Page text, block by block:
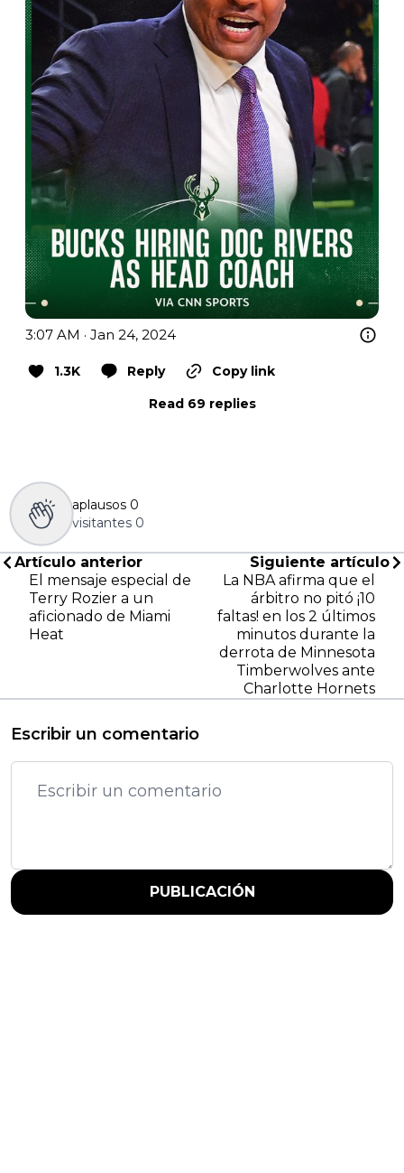
3:07 AM · Jan 24, 2024
1.3K Reply
Copy link
Read 69 replies
aplausos 0
visitantes 0
Artículo anterior
El mensaje especial de
Terry Rozier a un
aficionado de Miami
Heat
Siguiente artículo
La NBA afirma que el
árbitro no pitó ¡10
faltas! en los 2 últimos
minutos durante la
derrota de Minnesota
Timberwolves ante
Charlotte Hornets
Escribir un comentario
PUBLICACIÓN